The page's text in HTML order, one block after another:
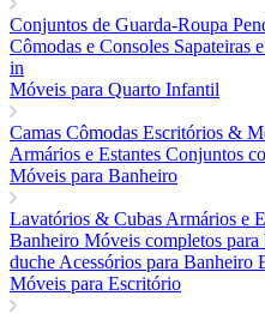
Conjuntos de Guarda-Roupa
Cômodas e Consoles Sapateiras
in
Móveis para Quarto Infantil
Camas Cômodas Escritórios &
Armários e Estantes Conjuntos
Móveis para Banheiro
Lavatórios & Cubas Armários e
Banheiro Móveis completos para
duche Acessórios para Banheiro
Móveis para Escritório